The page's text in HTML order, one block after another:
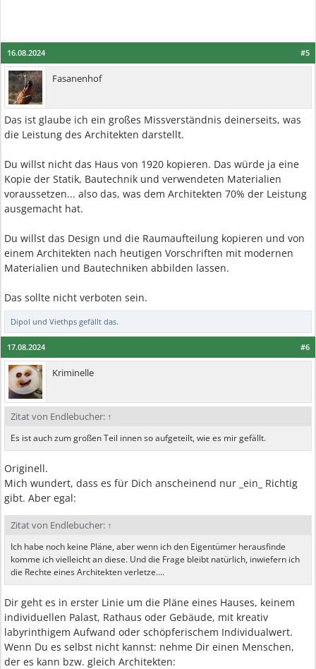
#5
16.08.2024
Fasanenhof
Das ist glaube ich ein großes Missverständnis deinerseits, was
die Leistung des Architekten darstellt.
Du willst nicht das Haus von 1920 kopieren. Das würde ja eine
Kopie der Statik, Bautechnik und verwendeten Materialien
voraussetzen... also das, was dem Architekten 70% der Leistung
ausgemacht hat.
Du willst das Design und die Raumaufteilung kopieren und von
einem Architekten nach heutigen Vorschriften mit modernen
Materialien und Bautechniken abbilden lassen.
Das sollte nicht verboten sein.
Dipol und Viethps gefällt das.
#6
17.08.2024
Kriminelle
Zitat von Endlebucher: ↑
Es ist auch zum großen Teil innen so aufgeteilt, wie es mir gefällt.
Originell.
Mich wundert, dass es für Dich anscheinend nur _ein_ Richtig
gibt. Aber egal:
Zitat von Endlebucher: ↑
Ich habe noch keine Pläne, aber wenn ich den Eigentümer herausfinde
komme ich vielleicht an diese. Und die Frage bleibt natürlich, inwiefern ich
die Rechte eines Architekten verletze....
Dir geht es in erster Linie um die Pläne eines Hauses, keinem
individuellen Palast, Rathaus oder Gebäude, mit kreativ
labyrinthigem Aufwand oder schöpferischem Individualwert.
Wenn Du es selbst nicht kannst: nehme Dir einen Menschen,
der es kann bzw. gleich Architekten: